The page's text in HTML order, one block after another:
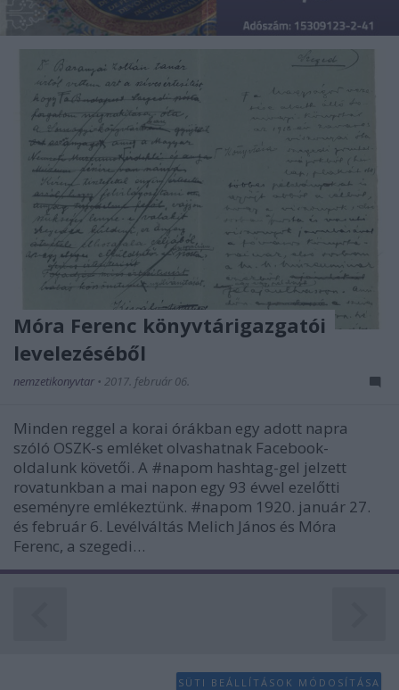
Móra Ferenc könyvtárigazgatói
levelezéséből
nemzetikonyvtar • 2017. február 06.
Minden reggel a korai órákban egy adott napra
szóló OSZK-s emléket olvashatnak Facebook-
oldalunk követői. A #napom hashtag-gel jelzett
rovatunkban a mai napon egy 93 évvel ezelőtti
eseményre emlékeztünk. #napom 1920. január 27.
és február 6. Levélváltás Melich János és Móra
Ferenc, a szegedi…
SÜTI BEÁLLÍTÁSOK MÓDOSÍTÁSA